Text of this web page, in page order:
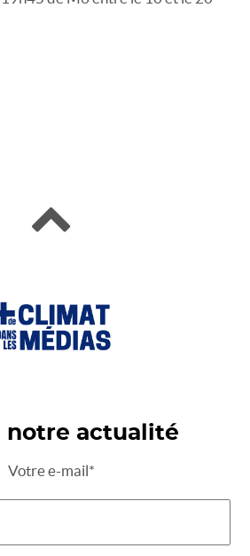
notre actualité
Votre e-mail*